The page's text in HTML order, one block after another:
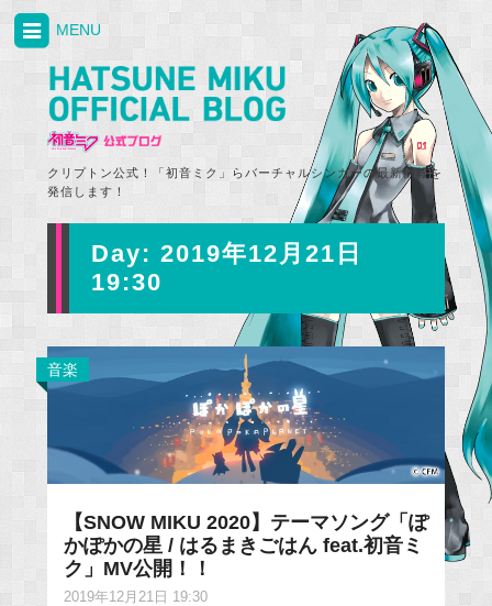
クリプトン公式！「初音ミク」らバーチャルシンガーの最新情報を
発信します！
MENU
Day: 2019年12月21日
19:30
音楽
【SNOW MIKU 2020】テーマソング「ぽ
かぽかの星 / はるまきごはん feat.初音ミ
ク」MV公開！！
2019年12月21日 19:30